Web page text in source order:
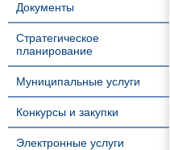
Документы
Стратегическое
планирование
Муниципальные услуги
Конкурсы и закупки
Электронные услуги